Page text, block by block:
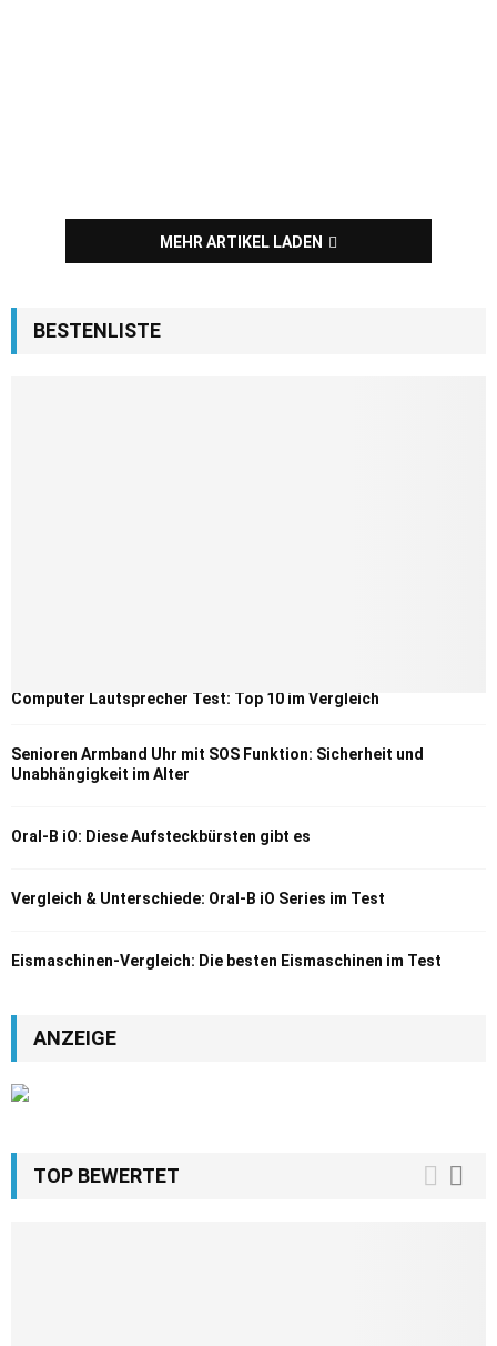
MEHR ARTIKEL LADEN
BESTENLISTE
Computer Lautsprecher Test: Top 10 im Vergleich
Senioren Armband Uhr mit SOS Funktion: Sicherheit und
Unabhängigkeit im Alter
Oral-B iO: Diese Aufsteckbürsten gibt es
Vergleich & Unterschiede: Oral-B iO Series im Test
Eismaschinen-Vergleich: Die besten Eismaschinen im Test
ANZEIGE
TOP BEWERTET